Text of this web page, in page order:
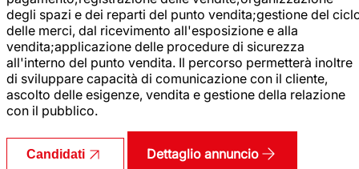
degli spazi e dei reparti del punto vendita;gestione del
delle merci, dal ricevimento all'esposizione e alla
vendita;applicazione delle procedure di sicurezza
all'interno del punto vendita. Il percorso permetterà inoltre
di sviluppare capacità di comunicazione con il cliente,
ascolto delle esigenze, vendita e gestione della relazione
con il pubblico.
Candidati Dettaglio annuncio